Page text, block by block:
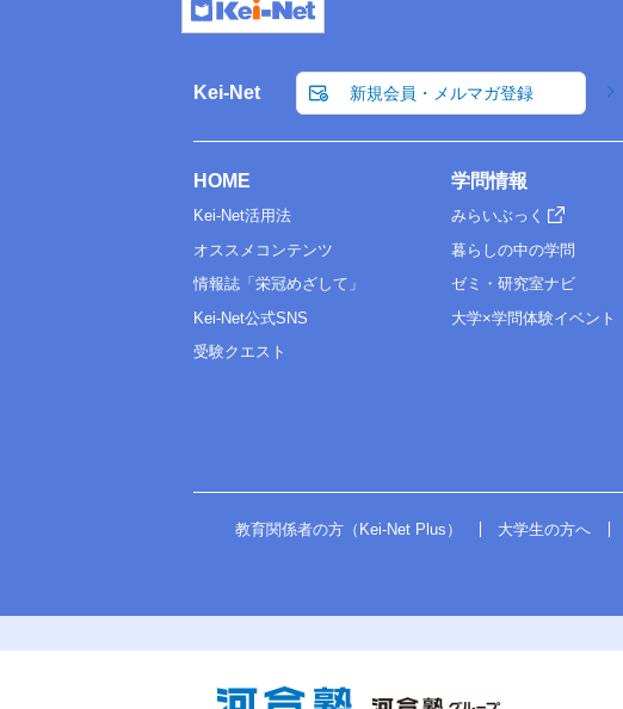
Kei-Net 新規会員・メルマガ登録
HOME
Kei-Net活用法
オススメコンテンツ
情報誌「栄冠めざして」
Kei-Net公式SNS
受験クエスト
学問情報
みらいぶっく
暮らしの中の学問
ゼミ・研究室ナビ
大学×学問体験イベント
教育関係者の方（Kei-Net Plus） 大学生の方へ